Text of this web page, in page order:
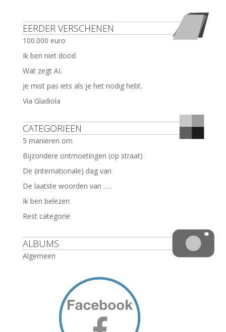
EERDER VERSCHENEN
100.000 euro
Ik ben niet dood
Wat zegt AI.
Je mist pas iets als je het nodig hebt.
Via Gladiola
CATEGORIEËN
5 manieren om
Bijzondere ontmoetingen (op straat)
De (internationale) dag van
De laatste woorden van …..
Ik ben belezen
Rest categorie
ALBUMS
Algemeen